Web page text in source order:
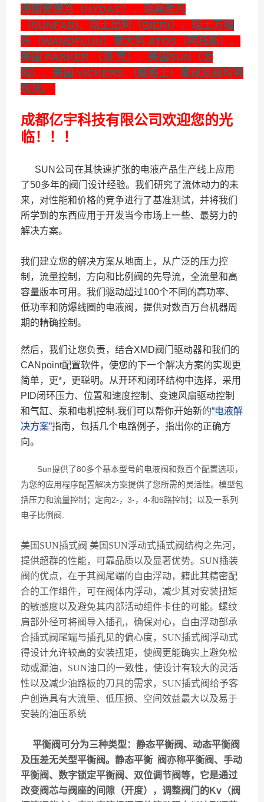
德国贺德克（HYDAC）、瑞典胜凡
（SUNFAB)、瑞士比利（BIERI）、瑞士万福
乐（WANDFLUH）意大利 ATOS（阿托斯）、
美国 PARKER （派 克）、美国SUN（太
阳）、美国 VICKERS （威格士）常规泵阀均有
现货。
成都亿宇科技有限公司欢迎您的光
临！！！
SUN公司在其快速扩张的电液产品生产线上应用
了50多年的阀门设计经验。我们研究了流体动力的未
来，对性能和价格的竞争进行了基准测试，并将我们
所学到的东西应用于开发当今市场上一些、最努力的
解决方案。
我们建立您的解决方案从地面上，从广泛的压力控
制，流量控制，方向和比例阀的先导流，全流量和高
容量版本可用。我们驱动超过100个不同的高功率、
低功率和防爆线圈的电液阀，提供对数百万台机器周
期的精确控制。
然后，我们让您负责，结合XMD阀门驱动器和我们的
CANpoint配置软件，使您的下一个解决方案的实现更
简单，更*，更聪明。从开环和闭环结构中选择，采用
PID闭环压力、位置和速度控制、变速风扇驱动控制
和气缸、泵和电机控制.我们可以帮你开始新的“电液解
决方案”指南，包括几个电路例子，指出你的正确方
向。
Sun提供了80多个基本型号的电液阀和数百个配置选项，
为您的应用程序配置解决方案提供了您所需的灵活性。模型包
括压力和流量控制；定向2-，3-，4-和6路控制；以及一系列
电子比例阀.
美国 SUN插式阀 美国 SUN浮动式插式阀结构之先河，
提供超群的性能，可靠品质以及显著优势。 SUN插装
阀的优点，在于其阀尾端的自由浮动，籍此其精密配
合的工作组件，可在阀体内浮动，减少其对安装扭矩
的敏感度以及避免其内部活动组件卡住的可能。螺纹
肩部外径可将阀导入插孔，确保对心，自由浮动部承
合插式阀尾端与插孔见的偏心度， SUN插式阀浮动式
得设计允许较高的安装扭矩，使阀更能确实上避免松
动或漏油， SUN油口的一致性，使设计有较大的灵活
性以及减少油路板的刀具的需求， SUN插式阀给予客
户创造具有大流量、低压损、空间效益最大以及易于
安装的油压系统
平衡阀可分为三种类型：静态平衡阀、动态平衡阀
及压差无关型平衡阀。静态平衡 阀亦称平衡阀、手动
平衡阀、数字锁定平衡阀、双位调节阀等，它是通过
改变阀芯与阀座的间隙（开度），调整阀门的Kv（阀